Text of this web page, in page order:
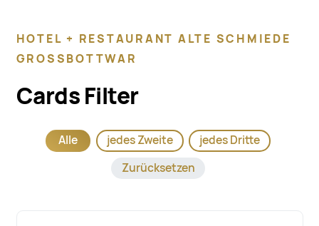
HOTEL + RESTAURANT ALTE SCHMIEDE
GROSSBOTTWAR
Cards Filter
Alle jedes Zweite
jedes Dritte
Zurücksetzen